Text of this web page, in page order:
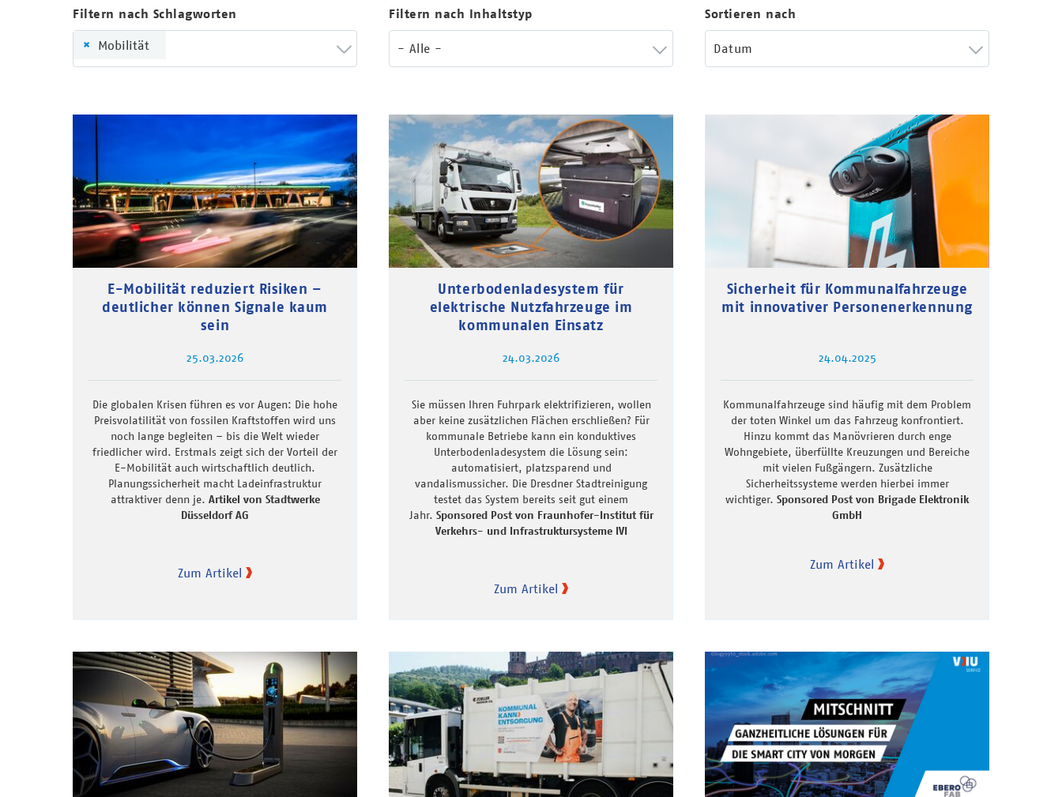
Filtern nach Schlagworten
× Mobilität
Filtern nach Inhaltstyp
- Alle -
Sortieren nach
Datum
E-Mobilität reduziert Risiken –
deutlicher können Signale kaum
sein
25.03.2026
Die globalen Krisen führen es vor Augen: Die hohe
Preisvolatilität von fossilen Kraftstoffen wird uns
noch lange begleiten – bis die Welt wieder
friedlicher wird. Erstmals zeigt sich der Vorteil der
E-Mobilität auch wirtschaftlich deutlich.
Planungssicherheit macht Ladeinfrastruktur
attraktiver denn je. Artikel von Stadtwerke
Düsseldorf AG
Zum Artikel
Unterbodenladesystem für
elektrische Nutzfahrzeuge im
kommunalen Einsatz
24.03.2026
Sie müssen Ihren Fuhrpark elektrifizieren, wollen
aber keine zusätzlichen Flächen erschließen? Für
kommunale Betriebe kann ein konduktives
Unterbodenladesystem die Lösung sein:
automatisiert, platzsparend und
vandalismussicher. Die Dresdner Stadtreinigung
testet das System bereits seit gut einem
Jahr. Sponsored Post von Fraunhofer-Institut für
Verkehrs- und Infrastruktursysteme IVI
Zum Artikel
Sicherheit für Kommunalfahrzeuge
mit innovativer Personenerkennung
24.04.2025
Kommunalfahrzeuge sind häufig mit dem Problem
der toten Winkel um das Fahrzeug konfrontiert.
Hinzu kommt das Manövrieren durch enge
Wohngebiete, überfüllte Kreuzungen und Bereiche
mit vielen Fußgängern. Zusätzliche
Sicherheitssysteme werden hierbei immer
wichtiger. Sponsored Post von Brigade Elektronik
GmbH
Zum Artikel